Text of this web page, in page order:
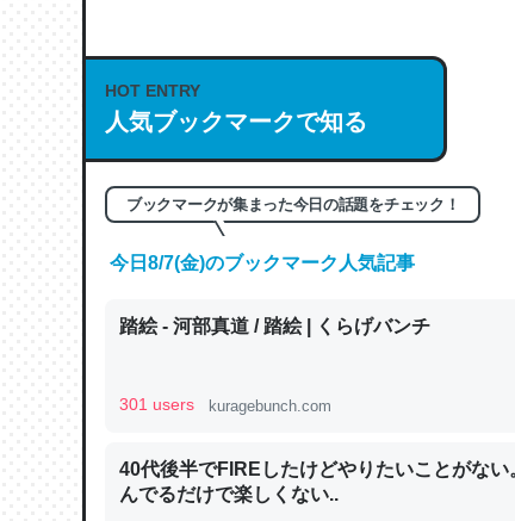
これは良記事。32768トークンだと英語小説100ペ
の伏線」は回収されないけど、短期記憶というに
やすく強くなりそう
の600分の1程度。
─ニュース :: 【研究発表】昆虫学の大問題＝「昆虫はなぜ
HOT ENTRY
人気ブックマークで知る
ブックマークが集まった今日の話題をチェック！
今日8/7(金)のブックマーク人気記事
踏絵 - 河部真道 / 踏絵 | くらげバンチ
301 users kuragebunch.com
40代後半でFIREしたけどやりたいことがない
んでるだけで楽しくない..